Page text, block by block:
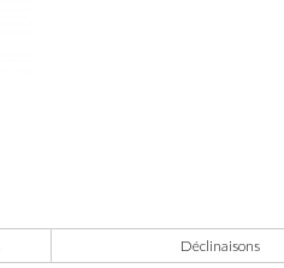
Déclinaisons